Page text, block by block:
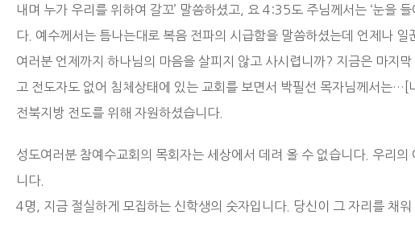
내며 누가 우리를 위하여 갈꼬’ 말씀하셨고, 요 4:35도 주님께서는 ‘눈을
다. 예수께서는 틈나는대로 복음 전파의 시급함을 말씀하셨는데 언제나
여러분 언제까지 하나님의 마음을 살피지 않고 사시렵니까? 지금은 마지
고 전도자도 없어 침체상태에 있는 교회를 보면서 박필선 목자님께서는
전북지방 전도를 위해 자원하셨습니다.
성도여러분 참예수교회의 목회자는 세상에서 데려 올 수 없습니다. 우리
니다.
4명, 지금 절실하게 모집하는 신학생의 숫자입니다. 당신이 그 자리를 채워